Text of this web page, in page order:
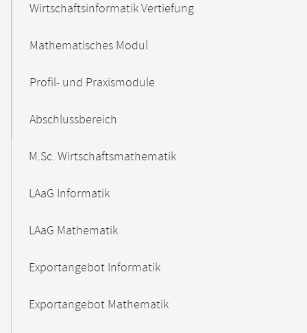
Wirtschaftsinformatik Vertiefung
Mathematisches Modul
Profil- und Praxismodule
Abschlussbereich
M.Sc. Wirtschaftsmathematik
LAaG Informatik
LAaG Mathematik
Exportangebot Informatik
Exportangebot Mathematik